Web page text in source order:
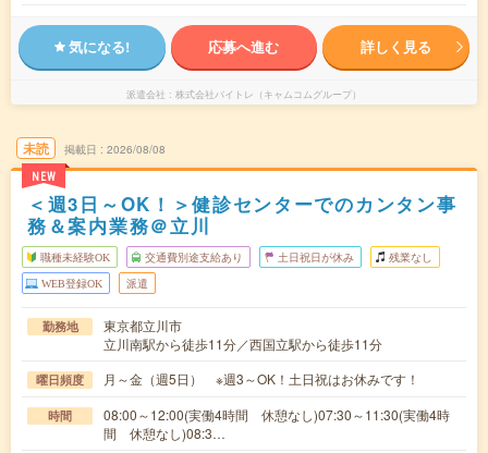
気になる! 応募へ進む 詳しく見る
派遣会社 株式会社バイトレ（キャムコムグループ）
未読
NEW
掲載日 2026/08/08
＜週3日～OK！＞健診センターでのカンタン事
務＆案内業務＠立川
職種未経験OK 交通費別途支給あり 土日祝日が休み 残業なし
WEB登録OK 派遣
勤務地
東京都立川市
立川南駅から徒歩11分／西国立駅から徒歩11分
曜日頻度 月～金（週5日） ※週3～OK！土日祝はお休みです！
時間
08:00～12:00(実働4時間 休憩なし)07:30～11:30(実働4時
間 休憩なし)08:3…